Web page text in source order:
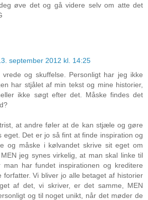
øve det og gå videre selv om atte det
september 2012 kl. 14:25
og skuffelse. Personligt har jeg ikke
har stjålet af min tekst og mine historier,
ikke søgt efter det. Måske findes det
at andre føler at de kan stjæle og gøre
eget. Det er jo så fint at finde inspiration og
og måske i kølvandet skrive sit eget om
jeg synes virkelig, at man skal linke til
man har fundet inspirationen og kreditere
forfatter. Vi bliver jo alle betaget af historier
af det, vi skriver, er det samme, MEN
og til noget unikt, når det møder de